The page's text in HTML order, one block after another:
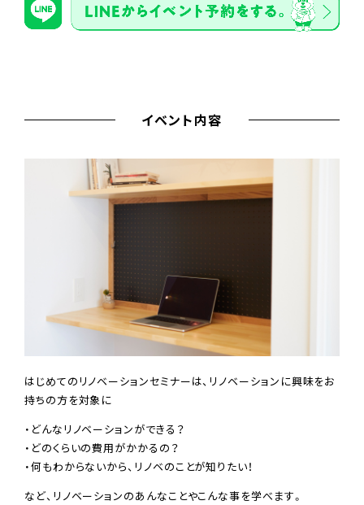
イベント内容
はじめてのリノベーションセミナーは、リノベーションに興味をお
持ちの方を対象に
・どんなリノベーションができる？
・どのくらいの費用がかかるの？
・何もわからないから、リノベのことが知りたい！
など、リノベーションのあんなことやこんな事を学べます。